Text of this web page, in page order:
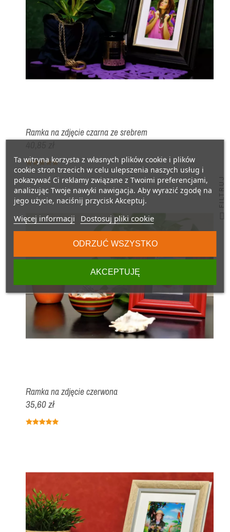
Ramka na zdjęcie czarna ze srebrem
Ramka na zdjęcie czerwona
35,60 zł
Ta witryna korzysta z własnych plików cookie i plików
cookie stron trzecich w celu ulepszenia naszych usług i
pokazywać Ci reklamy związane z Twoimi preferencjami,
analizując Twoje nawyki nawigacja. Aby wyrazić zgodę na
jego użycie, naciśnij przycisk Akceptuj.
Więcej informacji Dostosuj pliki cookie
ODRZUĆ WSZYSTKO
AKCEPTUJĘ
FILTRUJ